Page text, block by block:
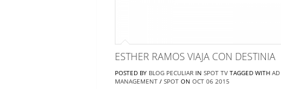
ESTHER RAMOS VIAJA CON DESTINIA
POSTED BY BLOG PECULIAR IN SPOT TV TAGGED WITH AD
MANAGEMENT / SPOT ON OCT 06 2015